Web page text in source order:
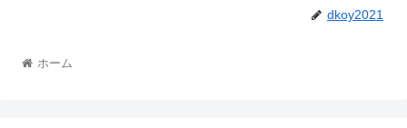
dkoy2021
ホーム